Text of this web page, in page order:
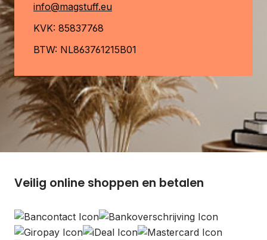
info@magstuff.eu
KVK: 85837768
BTW: NL863761215B01
Veilig online shoppen en betalen